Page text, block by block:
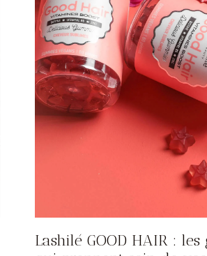
Lashilé GOOD HAIR :